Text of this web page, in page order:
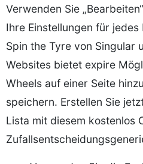
Verwenden Sie
Ihre Einstellungen für
Spin the Tyre von Singular
Websites bietet expire
Wheels auf einer Seite
speichern. Erstellen Sie
Lista mit diesem kostenlos